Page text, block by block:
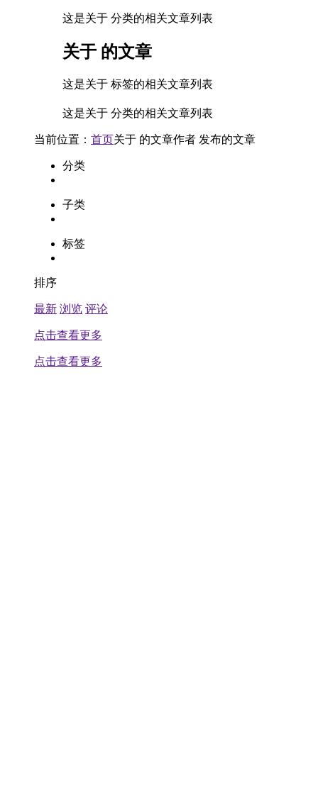
这是关于 分类的相关文章列表
关于 的文章
这是关于 标签的相关文章列表
这是关于 分类的相关文章列表
当前位置： 首页关于 的文章作者 发布的文章
分类
子类
标签
排序
最新 浏览 评论
点击查看更多
点击查看更多